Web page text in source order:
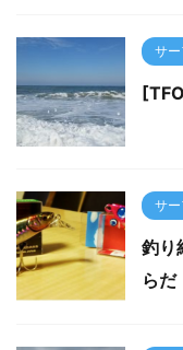
サ
サ
釣り
らだ